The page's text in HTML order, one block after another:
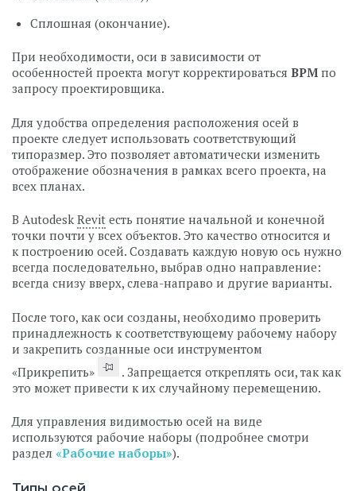
Сплошная (окончание).
При необходимости, оси в зависимости от
особенностей проекта могут корректироваться BPM по
запросу проектировщика.
Для удобства определения расположения осей в
проекте следует использовать соответствующий
типоразмер. Это позволяет автоматически изменить
отображение обозначения в рамках всего проекта, на
всех планах.
В Autodesk Revit есть понятие начальной и конечной
точки почти у всех объектов. Это качество относится и
к построению осей. Создавать каждую новую ось нужно
всегда последовательно, выбрав одно направление:
всегда снизу вверх, слева-направо и другие варианты.
После того, как оси созданы, необходимо проверить
принадлежность к соответствующему рабочему набору
и закрепить созданные оси инструментом
«Прикрепить»
. Запрещается откреплять оси, так как
это может привести к их случайному перемещению.
Для управления видимостью осей на виде
используются рабочие наборы (подробнее смотри
раздел «Рабочие наборы»).